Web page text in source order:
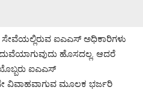
ಐಎಎಸ್ ಅಧಿಕಾರಿಗಳು
ಹೊಸದಲ್ಲ. ಆದರೆ
ಐಎಎಸ್
ವಿವಾಹವಾಗುವ ಮೂಲಕ ಭರ್ಜರಿ